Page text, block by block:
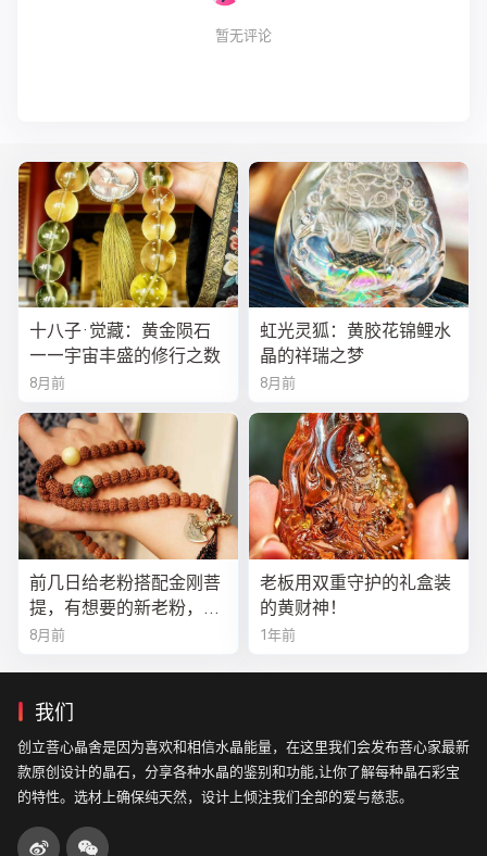
暂无评论
十八子·觉藏：黄金陨石
——宇宙丰盛的修行之数
8月前
虹光灵狐：黄胶花锦鲤水
晶的祥瑞之梦
8月前
前几日给老粉搭配金刚菩
提，有想要的新老粉，都
可以来排队
8月前
老板用双重守护的礼盒装
的黄财神！
1年前
我们
创立菩心晶舍是因为喜欢和相信水晶能量，在这里我们会发布菩心家最新
款原创设计的晶石，分享各种水晶的鉴别和功能,让你了解每种晶石彩宝
的特性。选材上确保纯天然，设计上倾注我们全部的爱与慈悲。